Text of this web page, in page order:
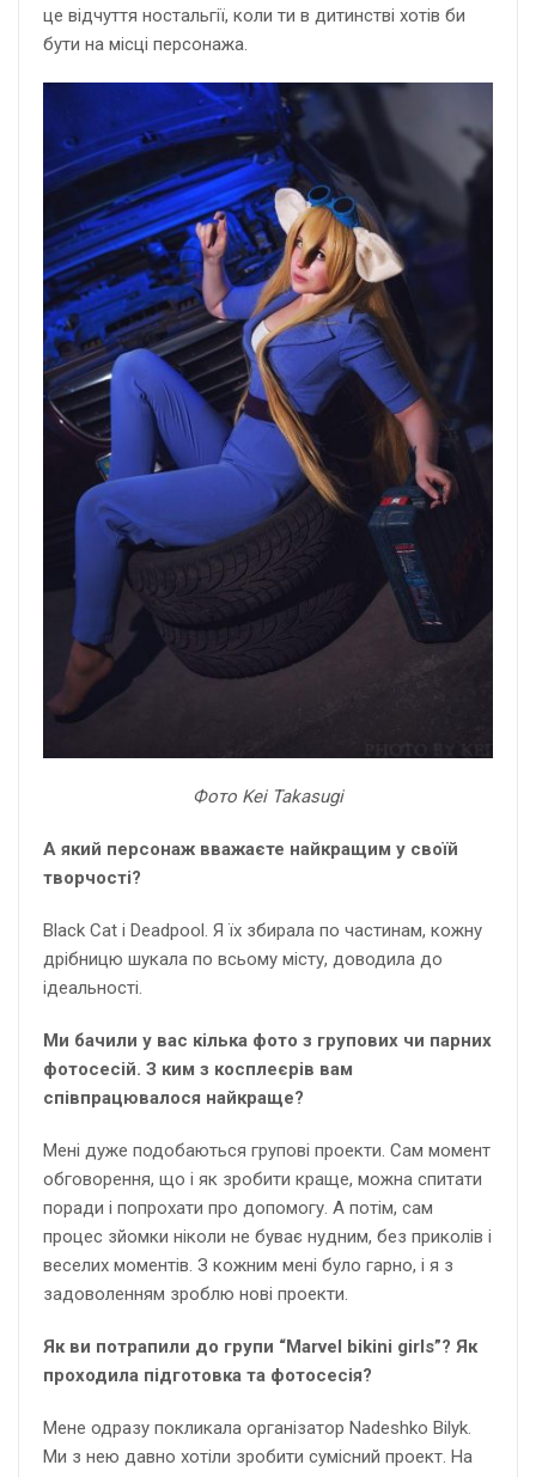
це відчуття ностальгії, коли ти в дитинстві хотів би
бути на місці персонажа.
Фото Kei Takasugi
А який персонаж вважаєте найкращим у своїй
творчості?
Black Cat і Deadpool. Я їх збирала по частинам, кожну
дрібницю шукала по всьому місту, доводила до
ідеальності.
Ми бачили у вас кілька фото з групових чи парних
фотосесій. З ким з косплеєрів вам
співпрацювалося найкраще?
Мені дуже подобаються групові проекти. Сам момент
обговорення, що і як зробити краще, можна спитати
поради і попрохати про допомогу. А потім, сам
процес зйомки ніколи не буває нудним, без приколів і
веселих моментів. З кожним мені було гарно, і я з
задоволенням зроблю нові проекти.
Як ви потрапили до групи “Marvel bikini girls”? Як
проходила підготовка та фотосесія?
Мене одразу покликала організатор Nadeshko Bilyk.
Ми з нею давно хотіли зробити сумісний проект. На